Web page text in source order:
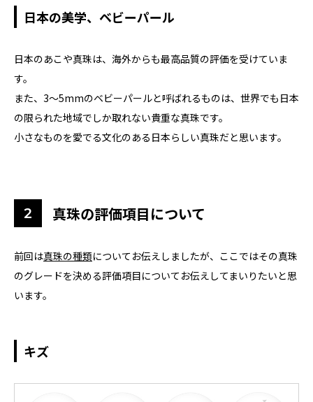
日本の美学、ベビーパール
日本のあこや真珠は、海外からも最高品質の評価を受けていま
す。
また、3～5mmのベビーパールと呼ばれるものは、世界でも日本
の限られた地域でしか取れない貴重な真珠です。
小さなものを愛でる文化のある日本らしい真珠だと思います。
真珠の評価項目について
前回は真珠の種類についてお伝えしましたが、ここではその真珠
のグレードを決める評価項目についてお伝えしてまいりたいと思
います。
キズ